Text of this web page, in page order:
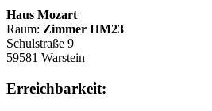
Haus Mozart
Raum: Zimmer HM23
Schulstraße 9
59581 Warstein
Erreichbarkeit: